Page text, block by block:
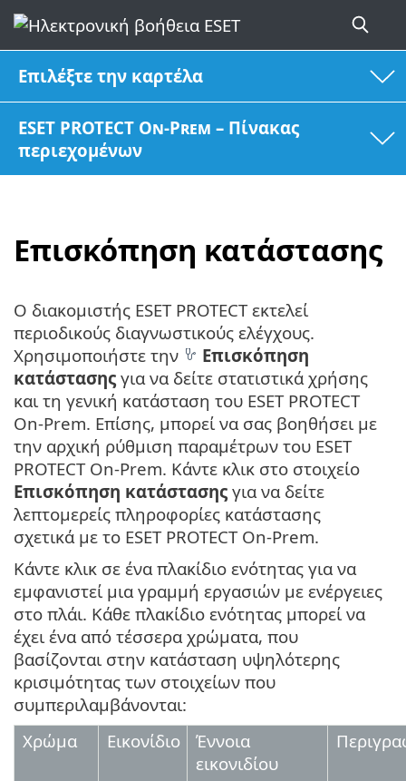
Επιλέξτε την καρτέλα
ESET PROTECT On-Prem – Πίνακας
περιεχομένων
Επισκόπηση κατάστασης
Ο διακομιστής ESET PROTECT εκτελεί
περιοδικούς διαγνωστικούς ελέγχους.
Χρησιμοποιήστε την
Επισκόπηση
κατάστασης για να δείτε στατιστικά χρήσης
και τη γενική κατάσταση του ESET PROTECT
On-Prem. Επίσης, μπορεί να σας βοηθήσει με
την αρχική ρύθμιση παραμέτρων του ESET
PROTECT On-Prem. Κάντε κλικ στο στοιχείο
Επισκόπηση κατάστασης για να δείτε
λεπτομερείς πληροφορίες κατάστασης
σχετικά με το ESET PROTECT On-Prem.
Κάντε κλικ σε ένα πλακίδιο ενότητας για να
εμφανιστεί μια γραμμή εργασιών με ενέργειες
στο πλάι. Κάθε πλακίδιο ενότητας μπορεί να
έχει ένα από τέσσερα χρώματα, που
βασίζονται στην κατάσταση υψηλότερης
κρισιμότητας των στοιχείων που
συμπεριλαμβάνονται:
Χρώμα
Εικονίδιο
Έννοια
εικονιδίου